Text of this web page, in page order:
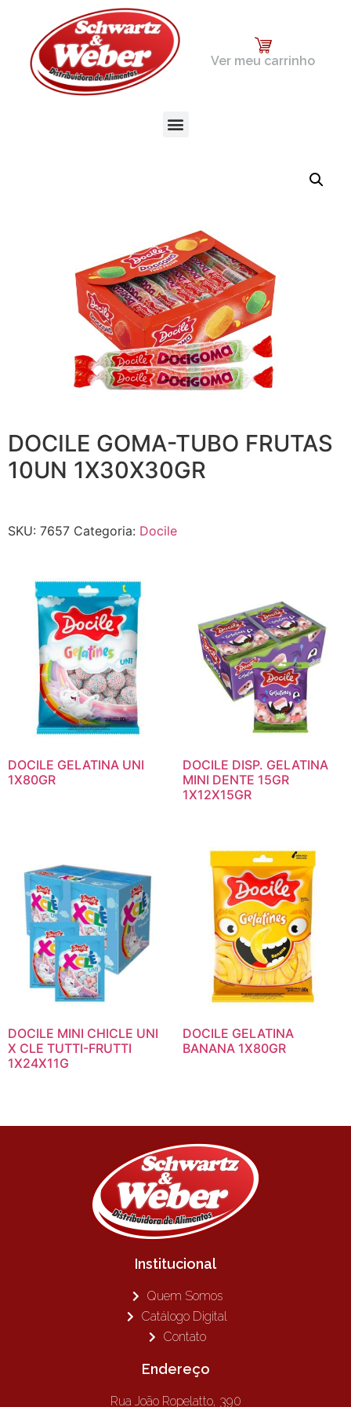
Ver meu carrinho
DOCILE GOMA-TUBO FRUTAS
10UN 1X30X30GR
SKU: 7657 Categoria: Docile
DOCILE GELATINA UNI
1X80GR
DOCILE DISP. GELATINA
MINI DENTE 15GR
1X12X15GR
DOCILE MINI CHICLE UNI
X CLE TUTTI-FRUTTI
1X24X11G
DOCILE GELATINA
BANANA 1X80GR
Institucional
Quem Somos
Catálogo Digital
Contato
Endereço
Rua João Ropelatto, 390